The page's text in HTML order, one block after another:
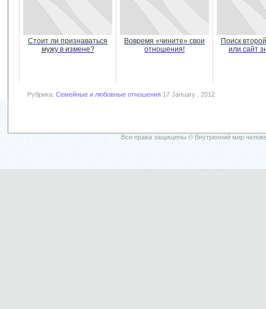
Стоит ли признаваться
мужу в измене?
Вовремя «чините» свои
отношения!
Поиск
или сайт
Рубрика: Семейные и любовные отношения 17 January , 2012
Все права защищены © Внутренний мир